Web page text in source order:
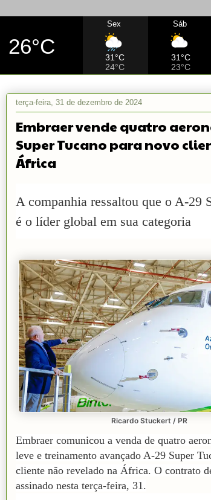
26°C
Sex
31°C
24°C
Sáb
31°C
23°C
terça-feira, 31 de dezembro de 2024
Embraer vende quatro
Super Tucano para novo
África
A companhia ressaltou que o A-29
é o líder global em sua categoria
Ricardo Stuckert / PR
Embraer comunicou a venda de quatro
leve e treinamento avançado A-29 Super
cliente não revelado na África. O contrato
assinado nesta terça-feira, 31.